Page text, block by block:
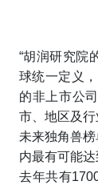
“胡润研究院
球统一定义
的非上市公
市、地区及
未来独角兽
内最有可能
去年共有